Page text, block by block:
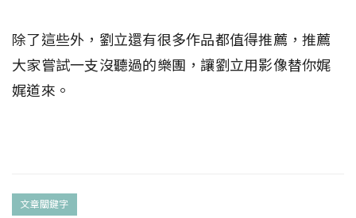
除了這些外，劉立還有很多作品都值得推薦，推薦
大家嘗試一支沒聽過的樂團，讓劉立用影像替你娓
娓道來。
文章關鍵字